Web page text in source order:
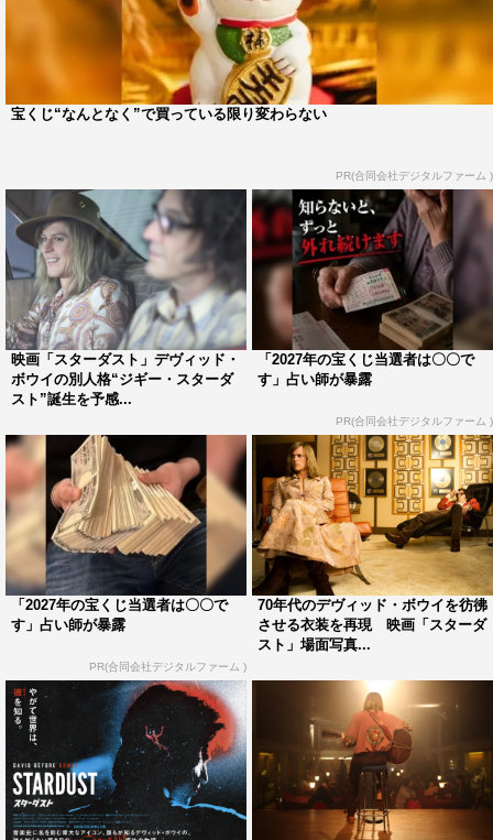
なっていればうれしく思う」と語っている。
作品情報
「スターダスト」
公式HP：DAVIDBEFOREBOWIE.COM
公式twitter：@STARDUST_MOVIE
©COPYRIGHT 2019 SALON BOWIE LIMITED, WILD
WONDERLAND FILMS LLC
この記事の写真
宝くじ“なんとなく”で買っている限り変わらない
PR(合同会社デジタルファーム )
映画「スターダスト」デヴィッド・
ボウイの別人格“ジギー・スターダ
スト”誕生を予感...
「2027年の宝くじ当選者は〇〇で
す」占い師が暴露
PR(合同会社デジタルファーム )
「2027年の宝くじ当選者は〇〇で
す」占い師が暴露
PR(合同会社デジタルファーム )
70年代のデヴィッド・ボウイを彷彿
させる衣装を再現 映画「スターダ
スト」場面写真...